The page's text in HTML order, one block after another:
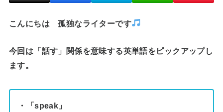
こんにちは 孤独なライターです
今回は「話す」関係を意味する英単語をピックアップし
ます。
・「speak」